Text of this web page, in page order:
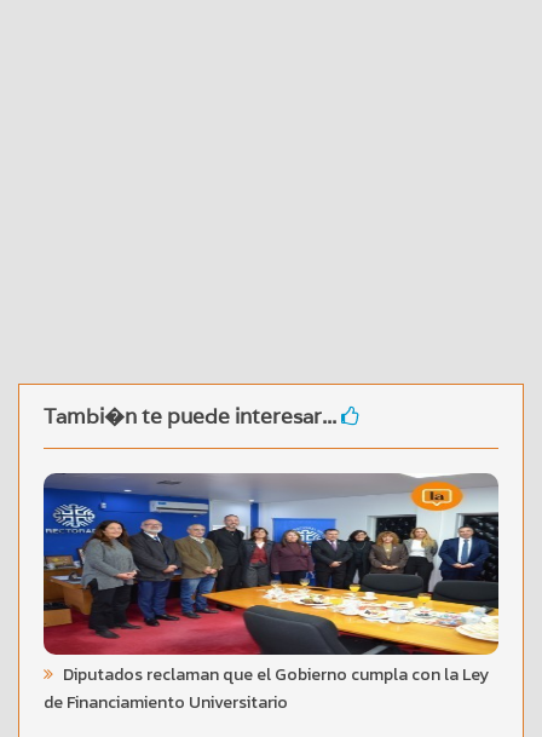
Tambi�n te puede interesar...
Diputados reclaman que el Gobierno cumpla con la Ley
de Financiamiento Universitario